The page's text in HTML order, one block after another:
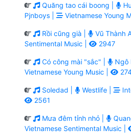
Quăng tao cái boong |
Pjnboys |
Vietnamese Young
Rồi cũng già | Vũ Thành
Sentimental Music |
2947
Có công mài "sắc" |
Ngô
Vietnamese Young Music |
Soledad | Westlife |
2561
Mưa đêm tỉnh nhỏ |
Vietnamese Sentimental Music |